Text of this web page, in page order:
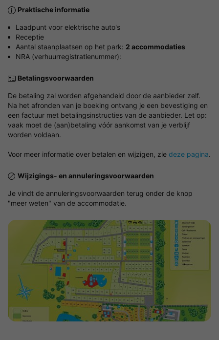
Praktische informatie
Laadpunt voor elektrische auto's
Receptie
Aantal staanplaatsen op het park: 2 accommodaties
NRA (verhuurregistratienummer):
Betalingsvoorwaarden
De betaling zal worden afgehandeld door de aanbieder zelf.
Na het afronden van je boeking ontvang je een bevestiging en
een factuur met betalingsinstructies van de aanbieder. Let op:
vaak moet de (aan)betaling vóór aankomst van je verblijf
worden voldaan.
Voor meer informatie over betalen en wijzigen, zie deze pagina.
Wijzigings- en annuleringsvoorwaarden
Je vindt de annuleringsvoorwaarden terug onder de knop
"meer weten" van de accommodatie.
Bekijk de kaart